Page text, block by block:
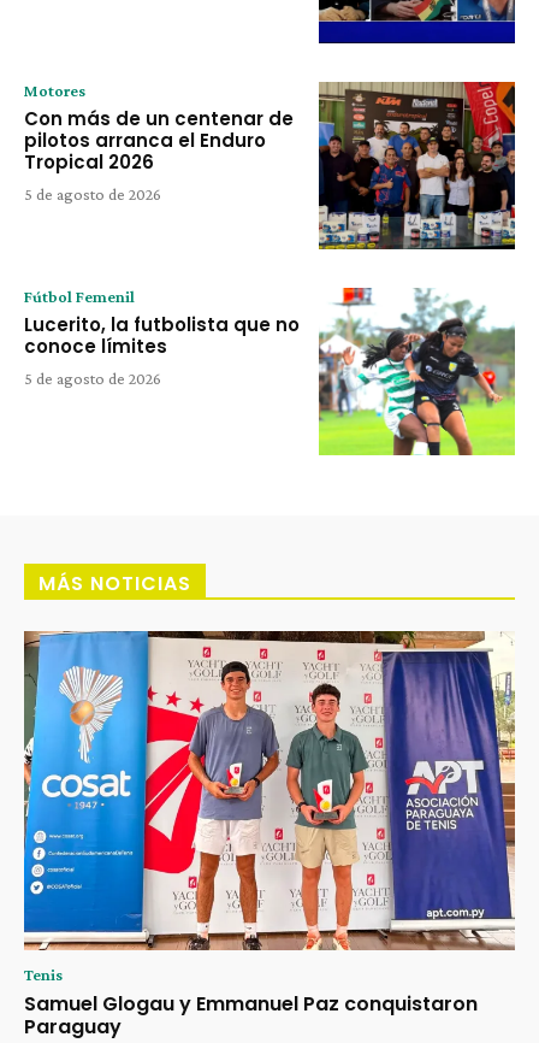
Motores
Con más de un centenar de
pilotos arranca el Enduro
Tropical 2026
5 de agosto de 2026
Fútbol Femenil
Lucerito, la futbolista que no
conoce límites
5 de agosto de 2026
MÁS NOTICIAS
Tenis
Samuel Glogau y Emmanuel Paz conquistaron
Paraguay